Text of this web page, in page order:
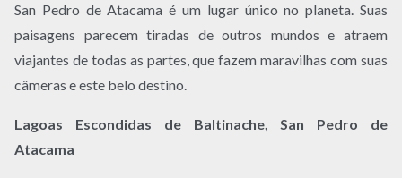
San Pedro de Atacama é um lugar único no planeta. Suas
paisagens parecem tiradas de outros mundos e atraem
viajantes de todas as partes, que fazem maravilhas com suas
câmeras e este belo destino.
Lagoas Escondidas de Baltinache, San Pedro de
Atacama